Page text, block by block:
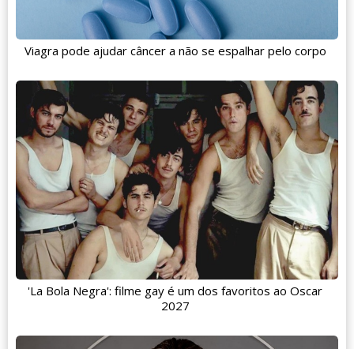
Viagra pode ajudar câncer a não se espalhar pelo corpo
'La Bola Negra': filme gay é um dos favoritos ao Oscar
2027